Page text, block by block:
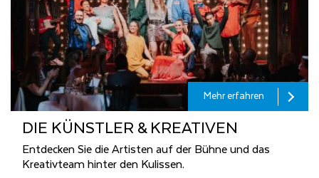
Mehr erfahren
DIE KÜNST­LER & KREA­TI­VEN
Entdecken Sie die Artisten auf der Bühne und das
Kreativteam hinter den Kulissen.